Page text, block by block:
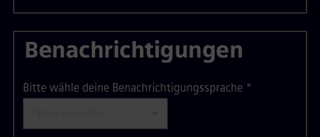
Benachrichtigungen
Bitte wähle deine Benachrichtigungssprache *